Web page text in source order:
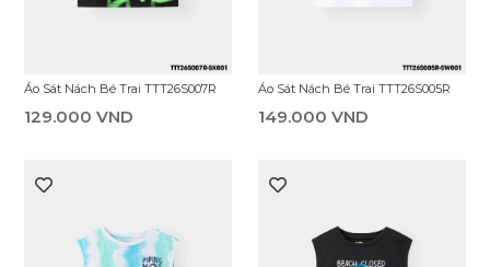
Áo Sát Nách Bé Trai TTT26S007R
129.000 VND
Áo Sát Nách Bé Trai TTT26S005R
149.000 VND